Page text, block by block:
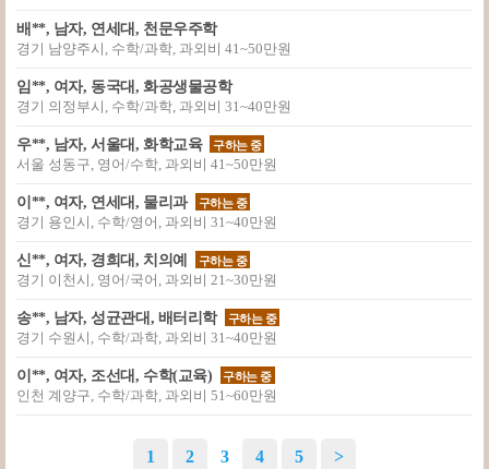
배**, 남자, 연세대, 천문우주학
경기 남양주시, 수학/과학, 과외비 41~50만원
임**, 여자, 동국대, 화공생물공학
경기 의정부시, 수학/과학, 과외비 31~40만원
우**, 남자, 서울대, 화학교육 구하는 중
서울 성동구, 영어/수학, 과외비 41~50만원
이**, 여자, 연세대, 물리과 구하는 중
경기 용인시, 수학/영어, 과외비 31~40만원
신**, 여자, 경희대, 치의예 구하는 중
경기 이천시, 영어/국어, 과외비 21~30만원
송**, 남자, 성균관대, 배터리학 구하는 중
경기 수원시, 수학/과학, 과외비 31~40만원
이**, 여자, 조선대, 수학(교육) 구하는 중
인천 계양구, 수학/과학, 과외비 51~60만원
1 2 3 4 5 >